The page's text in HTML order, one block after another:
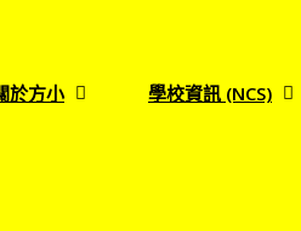
於方小 學校資訊 (NCS)